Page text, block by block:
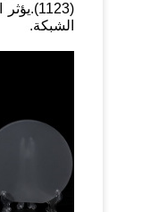
الشبكة.